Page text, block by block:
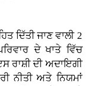
ਦਿੱਤੀ ਜਾਣ ਵਾਲੀ 2
ਦੇ ਖਾਤੇ ਵਿੱਚ
ਰਾਸ਼ੀ ਦੀ ਅਦਾਇਗੀ
ਨੀਤੀ ਅਤੇ ਨਿਯਮਾਂ